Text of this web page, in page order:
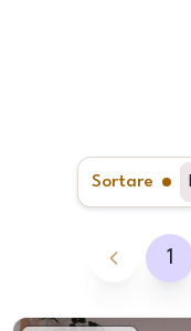
Sortare
1